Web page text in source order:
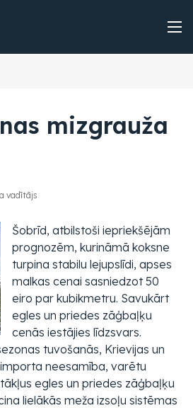
mizgrauža
vadītājs
Šobrīd, atbilstoši iepriekšējām
prognozēm, kurināmā koksne
turpina stabilu lejupslīdi, apses
malkas cenai sasniedzot 50
eiro par kubikmetru. Savukārt
egles un priedes zāģbaļķu
cenās iestājies līdzsvars.
tuvošanās, Krievijas un
neesamība, varētu
egles un priedes zāģbaļķu
lielākās meža izsoļu sistēmas